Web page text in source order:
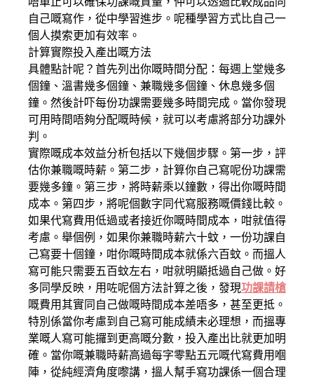
自己嘅寫作，從中學習進步。呢種學習方式比自己一
個人摸索更加有效率。
計算實際投入產出嘅方法
具體點計呢？首先列出你嘅時間分配：每週上堂幾多
個鐘、溫書幾多個鐘、兼職幾多個鐘、休息幾多個
鐘。然後計吓每份功課需要幾多時間完成。當你發現
可用時間唔夠分配嘅時候，就可以考慮將部分功課外
判。
實際嘅成本效益分析包括以下幾個步驟。第一步，評
估你兼職嘅時薪。第二步，計算你自己寫呢份功課需
要幾多鐘。第三步，將時薪乘以鐘數，得出你嘅時間
成本。第四步，將呢個數字同代寫服務嘅價錢比較。
如果代寫費用低過或者接近你嘅時間成本，咁就值得
考慮。舉個例，如果你兼職時薪六十蚊，一份功課自
己寫要十個鐘，咁你嘅時間成本就係六百蚊。而搵人
寫可能只需要五百蚊左右，咁就明顯抵過自己做。好
多同學反映，用咗呢個方法計算之後，發現功課請槍
嘅費用其實同自己做嘅時間成本差唔多，甚至更抵。
特別係當你考慮到自己寫可能成績未必理想，而搵專
業嘅人寫可能攞到更高嘅分數，投入產出比就更加明
確。當你嘅兼職時薪高過每字零點五元嘅代寫費用嗰
陣，從純經濟角度嚟講，搵人幫手寫功課係一個合理